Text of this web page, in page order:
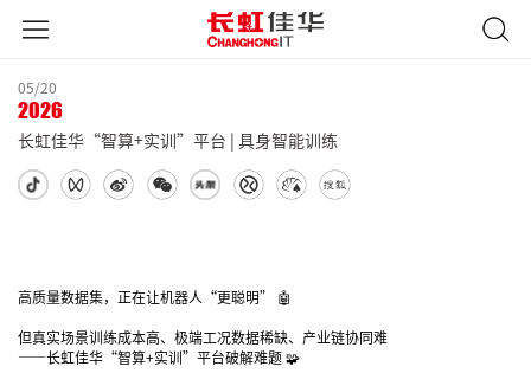
05/20
2026
长虹佳华“智算+实训”平台 | 具身智能训练
高质量数据集，正在让机器人“更聪明” 🤖
但真实场景训练成本高、极端工况数据稀缺、产业链协同难
——长虹佳华“智算+实训”平台破解难题 🧩